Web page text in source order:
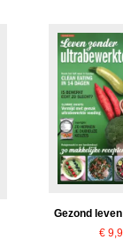
Gezond
€